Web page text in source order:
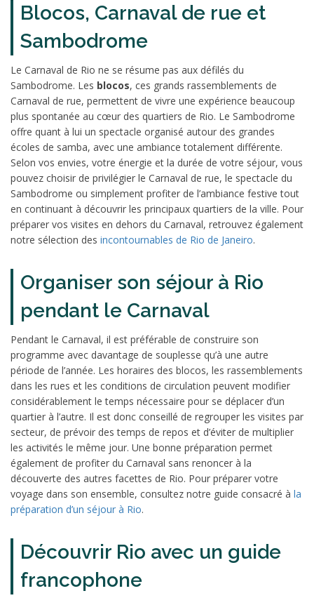
Blocos, Carnaval de rue et
Sambodrome
Le Carnaval de Rio ne se résume pas aux défilés du
Sambodrome. Les blocos, ces grands rassemblements de
Carnaval de rue, permettent de vivre une expérience beaucoup
plus spontanée au cœur des quartiers de Rio. Le Sambodrome
offre quant à lui un spectacle organisé autour des grandes
écoles de samba, avec une ambiance totalement différente.
Selon vos envies, votre énergie et la durée de votre séjour, vous
pouvez choisir de privilégier le Carnaval de rue, le spectacle du
Sambodrome ou simplement profiter de l’ambiance festive tout
en continuant à découvrir les principaux quartiers de la ville. Pour
préparer vos visites en dehors du Carnaval, retrouvez également
notre sélection des incontournables de Rio de Janeiro.
Organiser son séjour à Rio
pendant le Carnaval
Pendant le Carnaval, il est préférable de construire son
programme avec davantage de souplesse qu’à une autre
période de l’année. Les horaires des blocos, les rassemblements
dans les rues et les conditions de circulation peuvent modifier
considérablement le temps nécessaire pour se déplacer d’un
quartier à l’autre. Il est donc conseillé de regrouper les visites par
secteur, de prévoir des temps de repos et d’éviter de multiplier
les activités le même jour. Une bonne préparation permet
également de profiter du Carnaval sans renoncer à la
découverte des autres facettes de Rio. Pour préparer votre
voyage dans son ensemble, consultez notre guide consacré à la
préparation d’un séjour à Rio.
Découvrir Rio avec un guide
francophone